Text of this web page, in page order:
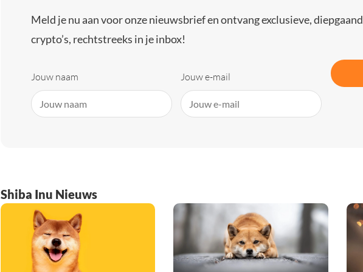
Meld je nu aan voor onze nieuwsbrief en ontvang exclusieve,
crypto’s, rechtstreeks in je inbox!
Jouw naam Jouw e-mail
Shiba Inu Nieuws